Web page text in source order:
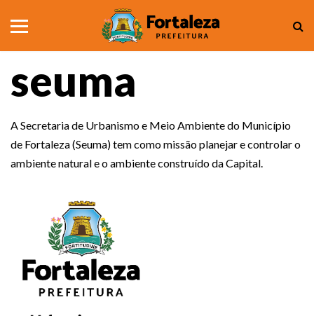
seuma
A Secretaria de Urbanismo e Meio Ambiente do Município
de Fortaleza (Seuma) tem como missão planejar e controlar o
ambiente natural e o ambiente construído da Capital.